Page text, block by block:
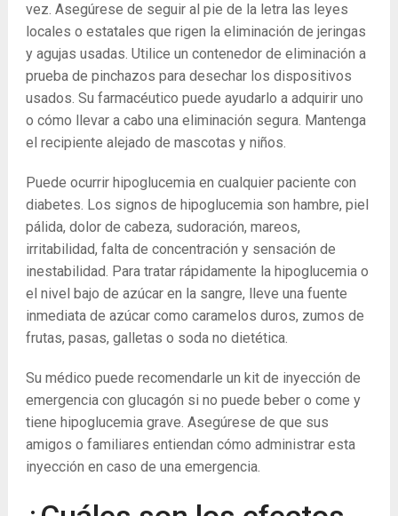
vez. Asegúrese de seguir al pie de la letra las leyes
locales o estatales que rigen la eliminación de jeringas
y agujas usadas. Utilice un contenedor de eliminación a
prueba de pinchazos para desechar los dispositivos
usados. Su farmacéutico puede ayudarlo a adquirir uno
o cómo llevar a cabo una eliminación segura. Mantenga
el recipiente alejado de mascotas y niños.
Puede ocurrir hipoglucemia en cualquier paciente con
diabetes. Los signos de hipoglucemia son hambre, piel
pálida, dolor de cabeza, sudoración, mareos,
irritabilidad, falta de concentración y sensación de
inestabilidad. Para tratar rápidamente la hipoglucemia o
el nivel bajo de azúcar en la sangre, lleve una fuente
inmediata de azúcar como caramelos duros, zumos de
frutas, pasas, galletas o soda no dietética.
Su médico puede recomendarle un kit de inyección de
emergencia con glucagón si no puede beber o come y
tiene hipoglucemia grave. Asegúrese de que sus
amigos o familiares entiendan cómo administrar esta
inyección en caso de una emergencia.